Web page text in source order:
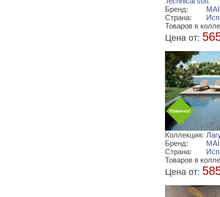
Бренд:
Страна:
Товаров в
Цена от:
Коллекция:
Бренд:
Страна:
Товаров в
Цена от: